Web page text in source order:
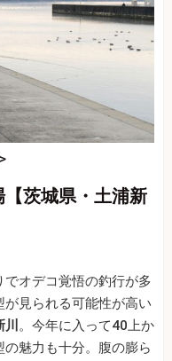
>
茨城県・土浦新
オデコ覚悟の釣行が多
が見られる可能性が高い
。今年に入って40上か
魅力も十分。腹の膨ら